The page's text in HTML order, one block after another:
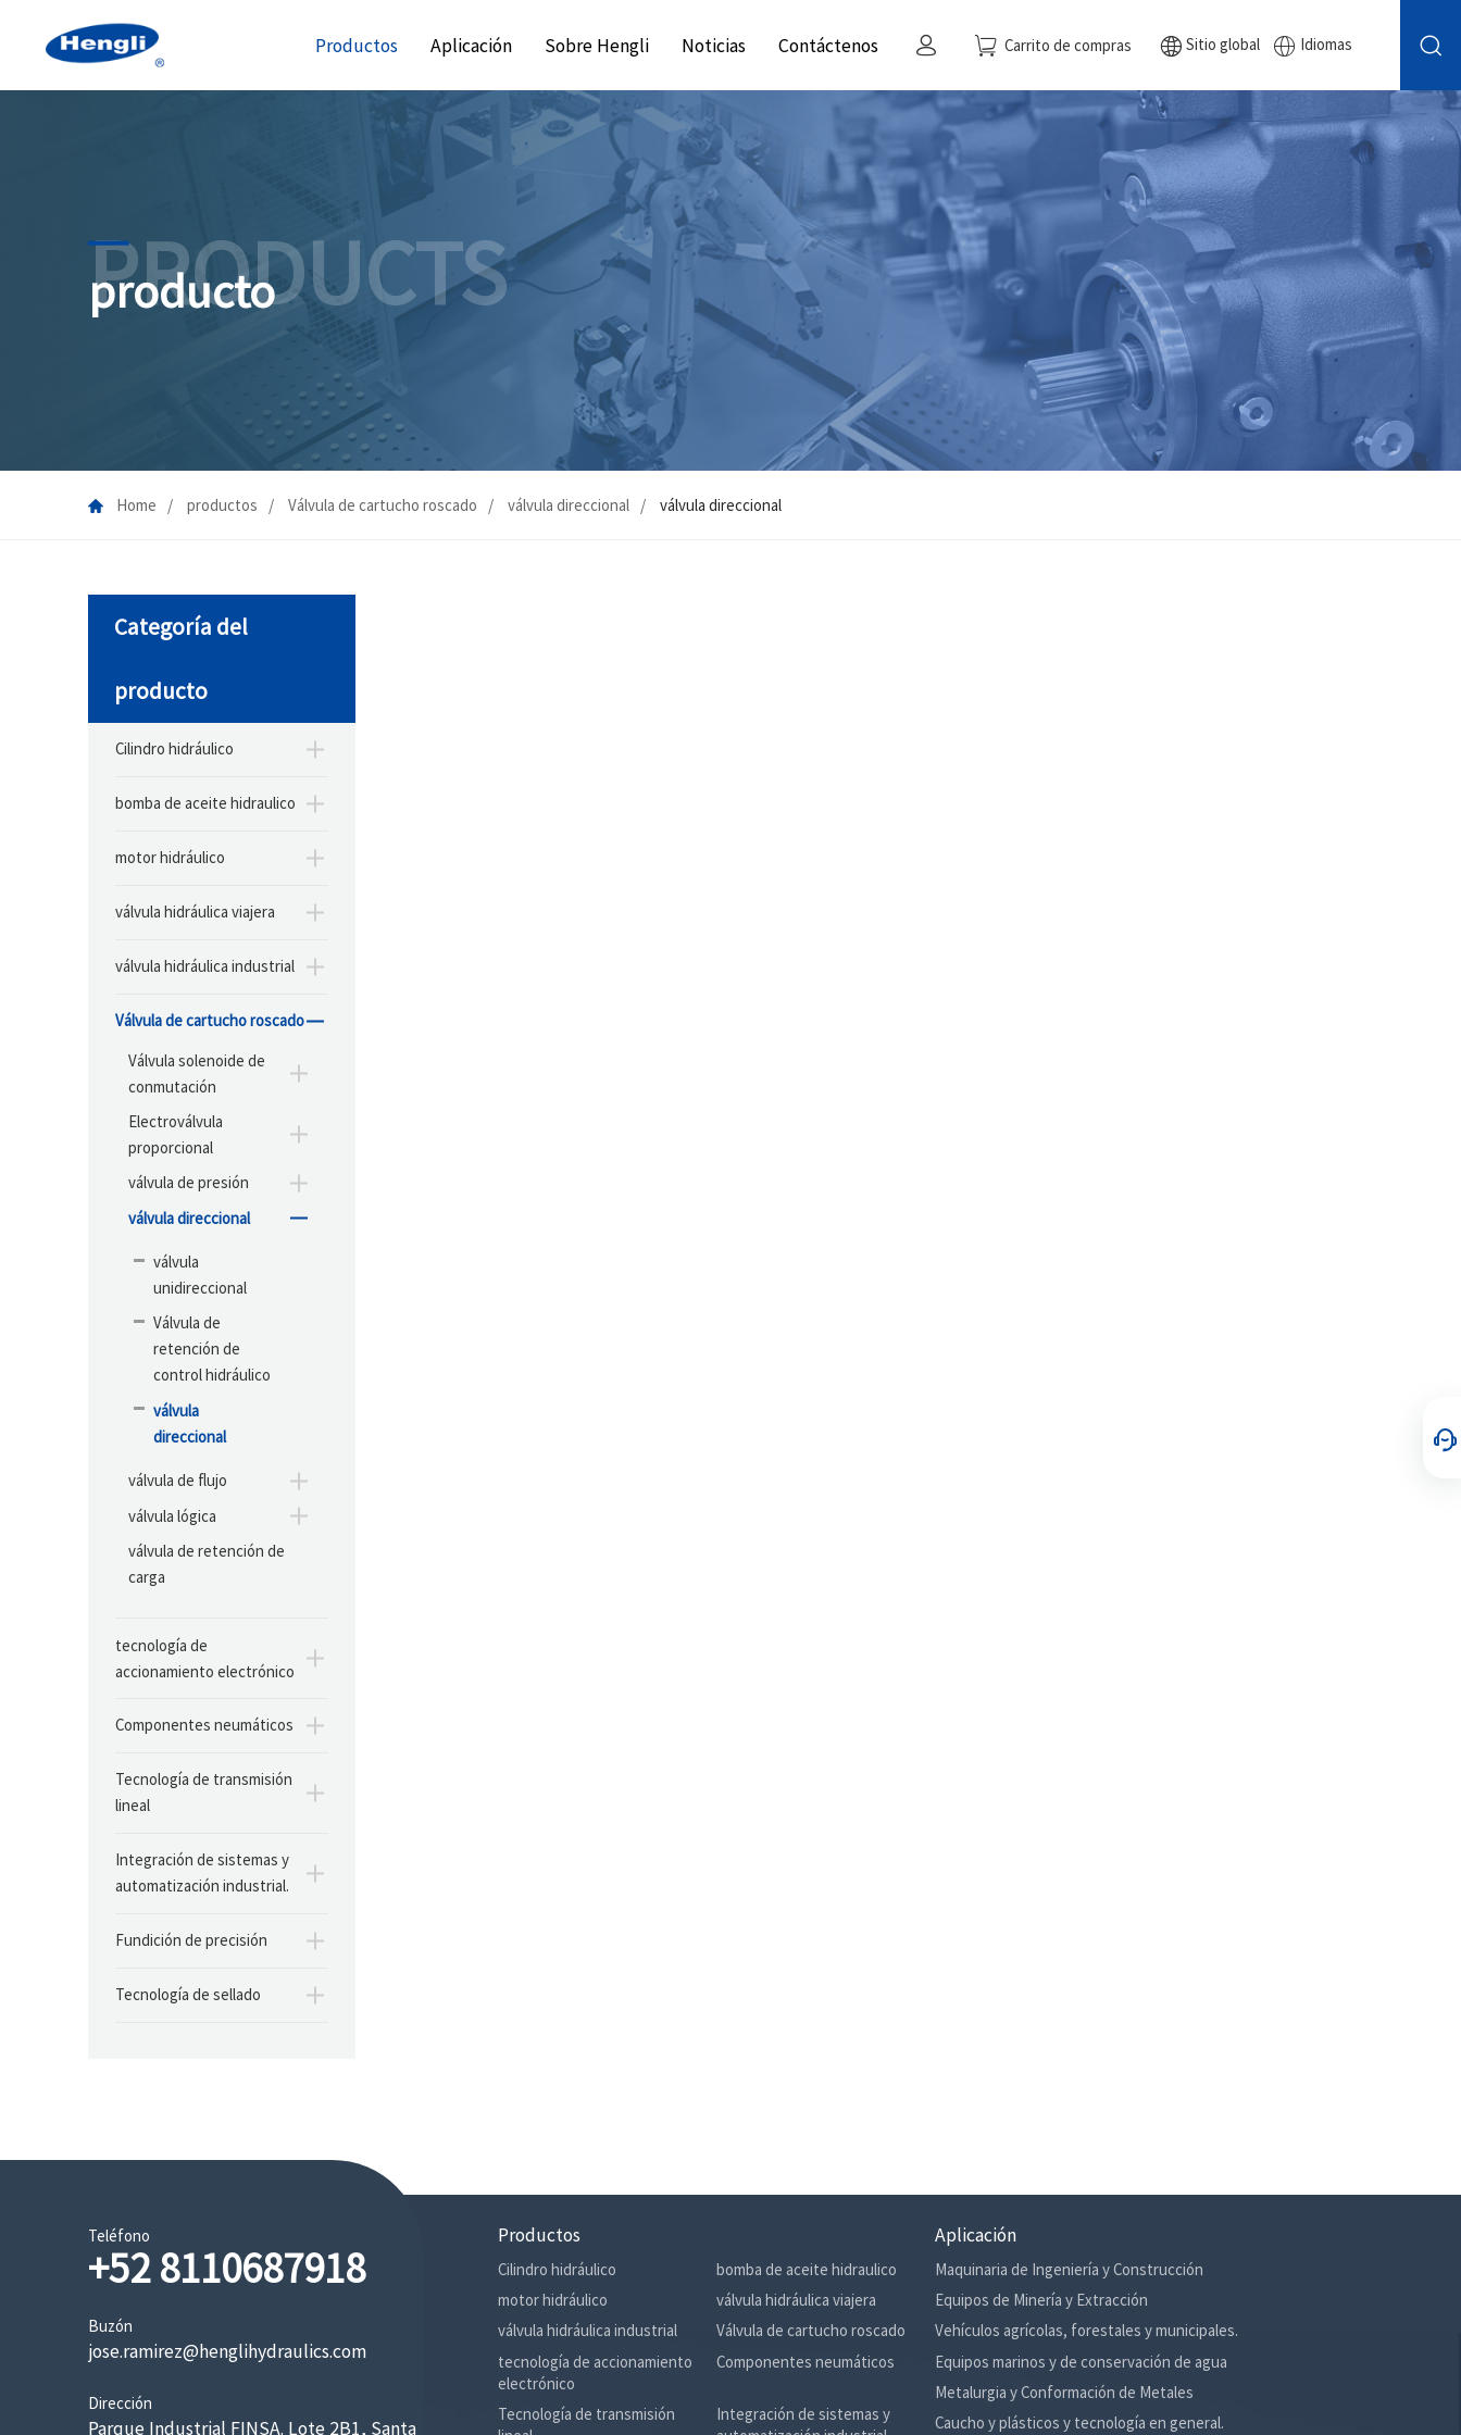
Productos Aplicación Sobre Hengli Noticias Contáctenos Carrito de compras Sitio global Idiomas
PRODUCTS
producto
Home productos Válvula de cartucho roscado válvula direccional válvula direccional
Categoría del
producto
Cilindro hidráulico
bomba de aceite hidraulico
motor hidráulico
válvula hidráulica viajera
válvula hidráulica industrial
Válvula de cartucho roscado
Válvula solenoide de
conmutación
Electroválvula
proporcional
válvula de presión
válvula direccional
válvula
unidireccional
Válvula de
retención de
control hidráulico
válvula
direccional
válvula de flujo
válvula lógica
válvula de retención de
carga
tecnología de
accionamiento electrónico
Componentes neumáticos
Tecnología de transmisión
lineal
Integración de sistemas y
automatización industrial.
Fundición de precisión
Tecnología de sellado
Teléfono
+52 8110687918
Buzón
jose.ramirez@henglihydraulics.com
Dirección
Parque Industrial FINSA. Lote 2B1, Santa
Productos
Cilindro hidráulico bomba de aceite hidraulico
motor hidráulico válvula hidráulica viajera
válvula hidráulica industrial Válvula de cartucho roscado
tecnología de accionamiento
electrónico
Componentes neumáticos
Tecnología de transmisión
Integración de sistemas y
Aplicación
Maquinaria de Ingeniería y Construcción
Equipos de Minería y Extracción
Vehículos agrícolas, forestales y municipales.
Equipos marinos y de conservación de agua
Metalurgia y Conformación de Metales
Caucho y plásticos y tecnología en general.